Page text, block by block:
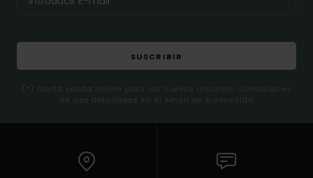
SUSCRIBIR
(*) Oferta valida online para los nuevos inscritos. Condiciones
de uso detalladas en el email de bienvenida